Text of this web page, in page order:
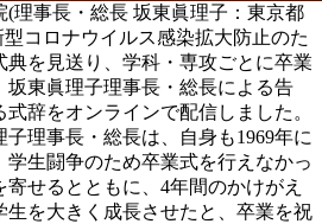
(理事長・総長 坂東眞理子：東京都
コロナウイルス感染拡大防止のた
を見送り、学科・専攻ごとに卒業
坂東眞理子理事長・総長による告
辞をオンラインで配信しました。
理事長・総長は、自身も1969年に
生闘争のため卒業式を行えなかっ
せるとともに、4年間のかけがえ
生を大きく成長させたと、卒業を祝